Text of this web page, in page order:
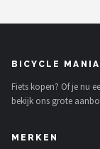
BICYCLE MANIA
Fiets kopen? Of je nu
bekijk ons grote
MERKEN